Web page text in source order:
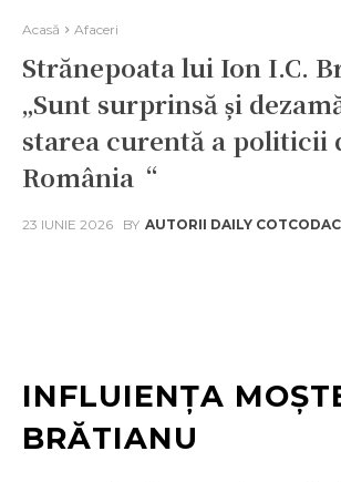
Acasă Afaceri
Strănepoata lui Ion I.C.
„Sunt surprinsă și
starea curentă a politicii
România“
23 IUNIE 2026 BY AUTORII DAILY COTCODAC
INFLUIENȚA
BRĂTIANU